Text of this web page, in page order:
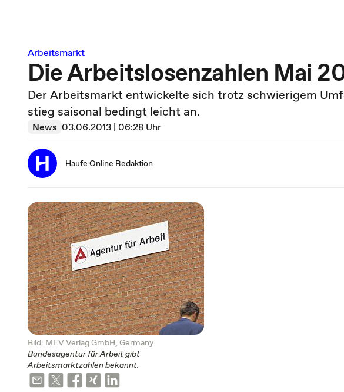
Arbeitsmarkt
Die Arbeitslosenzahlen Mai
Der Arbeitsmarkt entwickelte sich trotz schwierigem
stieg saisonal bedingt leicht an.
News 03.06.2013 | 06:28 Uhr
Haufe Online Redaktion
Bild: MEV Verlag GmbH, Germany
Bundesagentur für Arbeit gibt
Arbeitsmarktzahlen bekannt.